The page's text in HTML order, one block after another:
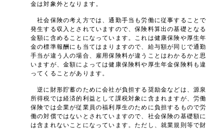
金は対象外となります。
社会保険の考え方では、通勤手当も労働に従事することで
発生する収入とされていますので、保険料算出の基礎となる
金額に含めることになっています。これは健康保険や厚生年
金の標準報酬にも当てはまりますので、給与額が同じで通勤
手当が違う人の場合、雇用保険料が違うことはわかるかと思
いますが、金額によっては健康保険料や厚生年金保険料も違
ってくることがあります。
逆に財形貯蓄のために会社が負担する奨励金などは、源泉
所得税では経済的利益として課税対象に含まれますが、労働
保険では企業が従業員の福利厚生のために負担するもので労
働の対償ではないとされていますので、社会保険の基礎額に
は含まれないことになっています。ただし、就業規則等で財